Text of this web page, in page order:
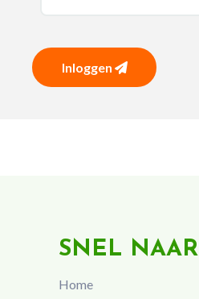
Inloggen
SNEL NAAR
Home